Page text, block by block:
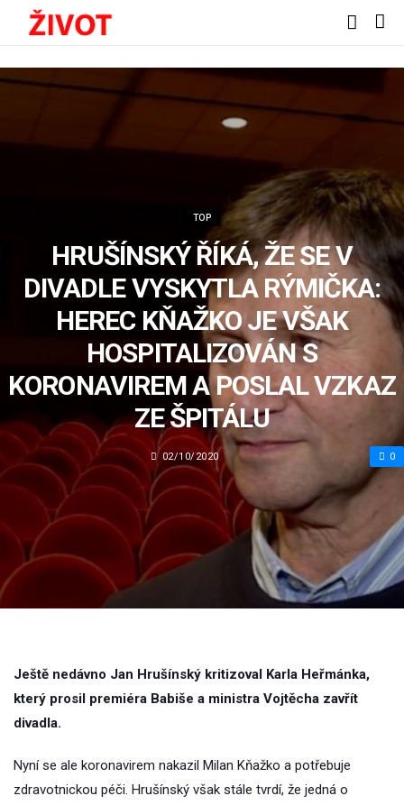
TOP
HRUŠÍNSKÝ ŘÍKÁ, ŽE SE V
DIVADLE VYSKYTLA RÝMIČKA:
HEREC KŇAŽKO JE VŠAK
HOSPITALIZOVÁN S
KORONAVIREM A POSLAL VZKAZ
ZE ŠPITÁLU
02/10/2020 0
Ještě nedávno Jan Hrušínský kritizoval Karla Heřmánka,
který prosil premiéra Babiše a ministra Vojtěcha zavřít
divadla.
Nyní se ale koronavirem nakazil Milan Kňažko a potřebuje
zdravotnickou péči. Hrušínský však stále tvrdí, že jedná o